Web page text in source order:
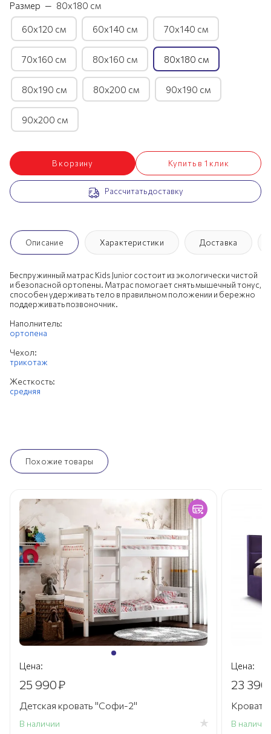
Размер — 80х180 см
60х120 см 60х140 см 70х140 см
70х160 см 80х160 см 80х180 см
80х190 см 80х200 см 90х190 см
90х200 см
В корзину Купить в 1 клик
Рассчитать доставку
Описание Характеристики Доставка
Беспружинный матрас Kids Junior состоит из экологически чистой
и безопасной ортопены. Матрас помогает снять мышечный тонус,
способен удерживать тело в правильном положении и бережно
поддерживать позвоночник.
Наполнитель:
ортопена
Чехол:
трикотаж
Жесткость:
средняя
Похожие товары
Цена:
25 990₽
Детская кровать "Софи-2"
В наличии
Цена:
23 390
В наличии